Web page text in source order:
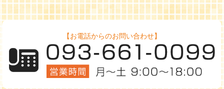
【お電話からのお問い合わせ】